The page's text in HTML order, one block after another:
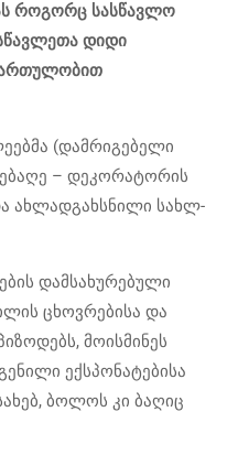
როგორც სასწავლო
დიდი
(დამრიგებელი
– დეკორატორის
ახლადგახსნილი სახლ-
დამსახურებული
ცხოვრებისა და
მოისმინეს
ექსპონატებისა
ბოლოს კი ბაღიც